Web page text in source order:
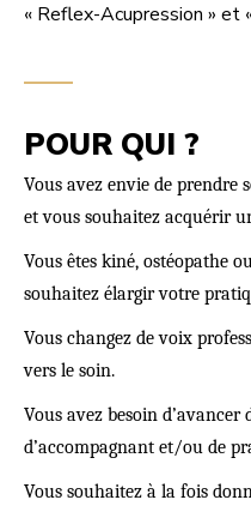
« Reflex-Acupression » et
POUR QUI ?
Vous avez envie de prendre
et vous souhaitez acquérir
Vous êtes kiné, ostéopathe
souhaitez élargir votre
Vous changez de voix
vers le soin.
Vous avez besoin d’avancer
d’accompagnant et/ou de
Vous souhaitez à la fois